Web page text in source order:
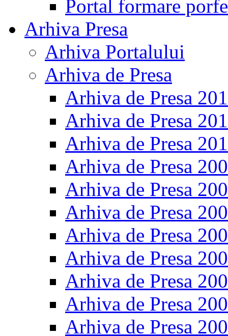
Portal formare
Arhiva Presa
Arhiva Portalului
Arhiva de Presa
Arhiva de Presa
Arhiva de Presa
Arhiva de Presa
Arhiva de Presa
Arhiva de Presa
Arhiva de Presa
Arhiva de Presa
Arhiva de Presa
Arhiva de Presa
Arhiva de Presa
Arhiva de Presa